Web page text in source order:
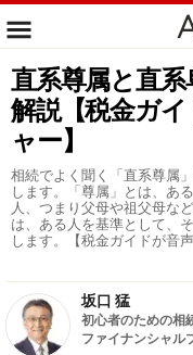
直系尊属と直
解説【税金ガ
ャー】
相続でよく聞く「直系尊属
します。「尊属」とは、あ
人、つまり父母や祖父母な
は、ある人を基準として、
します。【税金ガイドが音
坂口 猛
初心者のための相
ファイナンシャル